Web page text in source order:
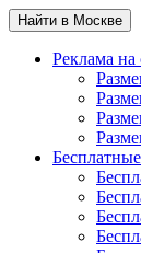
Найти в Москве
Реклама на